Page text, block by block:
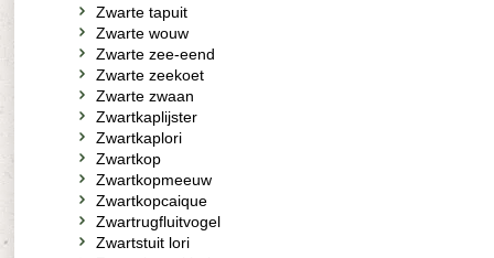
Zwarte tapuit
Zwarte wouw
Zwarte zee-eend
Zwarte zeekoet
Zwarte zwaan
Zwartkaplijster
Zwartkaplori
Zwartkop
Zwartkopmeeuw
Zwartkopcaique
Zwartrugfluitvogel
Zwartstuit lori